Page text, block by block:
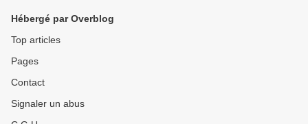
Hébergé par Overblog
Top articles
Pages
Contact
Signaler un abus